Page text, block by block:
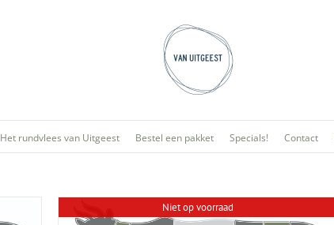
Het rundvlees van Uitgeest Bestel een pakket Specials! Contact
Niet op voorraad